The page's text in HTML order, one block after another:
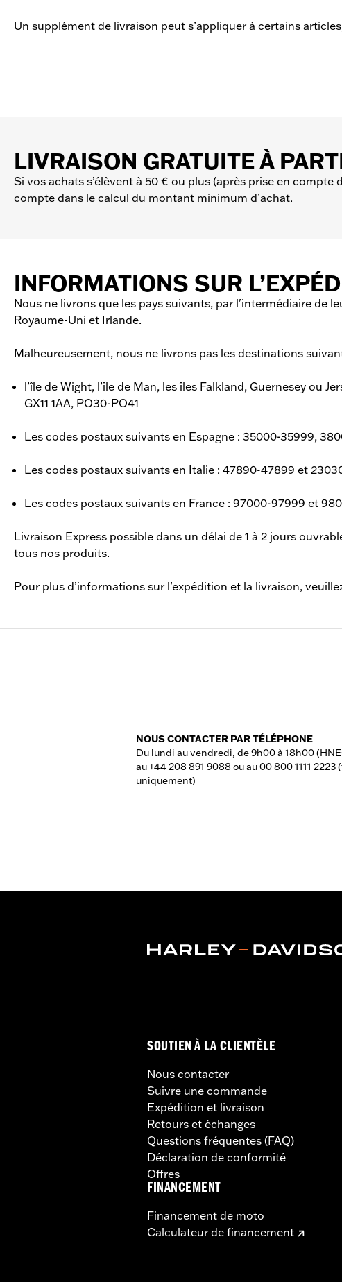
Un supplément de livraison peut s’appliquer à certains
LIVRAISON GRATUITE À
Si vos achats s’élèvent à 50 € ou plus (après prise en
compte dans le calcul du montant minimum d’achat.
INFORMATIONS SUR
Nous ne livrons que les pays suivants, par l'intermédiaire de
Royaume-Uni et Irlande.
Malheureusement, nous ne livrons pas les destinations
l’île de Wight, l’île de Man, les îles Falkland, Guernesey ou
GX11 1AA, PO30-PO41
Les codes postaux suivants en Espagne : 35000-35999,
Les codes postaux suivants en Italie : 47890-47899 et
Les codes postaux suivants en France : 97000-97999 et
Livraison Express possible dans un délai de 1 à 2 jours
tous nos produits.
Pour plus d’informations sur l’expédition et la livraison,
NOUS CONTACTER PAR TÉLÉPHONE
Du lundi au vendredi, de 9h00 à 18h00
au +44 208 891 9088 ou au 00 800 1111
uniquement)
SOUTIEN À LA CLIENTÈLE
Nous contacter
Suivre une commande
Expédition et livraison
Retours et échanges
Questions fréquentes (FAQ)
Déclaration de conformité
Offres
FINANCEMENT
Financement de moto
Calculateur de financement